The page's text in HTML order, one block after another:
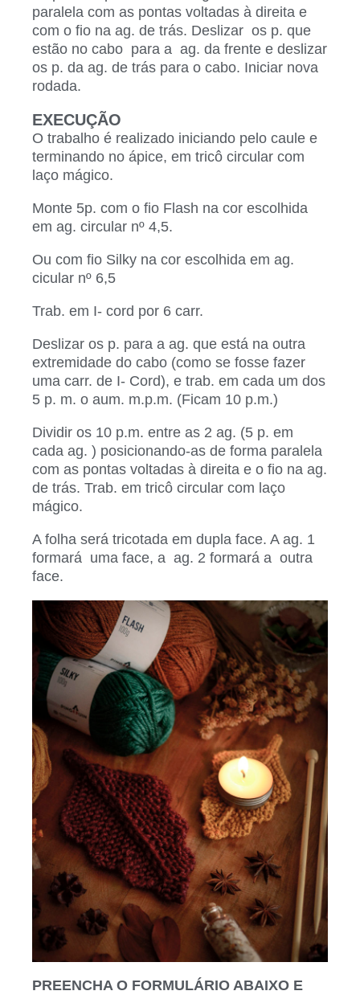
paralela com as pontas voltadas à direita e
com o fio na ag. de trás. Deslizar os p. que
estão no cabo para a ag. da frente e deslizar
os p. da ag. de trás para o cabo. Iniciar nova
rodada.
EXECUÇÃO
O trabalho é realizado iniciando pelo caule e
terminando no ápice, em tricô circular com
laço mágico.
Monte 5p. com o fio Flash na cor escolhida
em ag. circular nº 4,5.
Ou com fio Silky na cor escolhida em ag.
cicular nº 6,5
Trab. em I- cord por 6 carr.
Deslizar os p. para a ag. que está na outra
extremidade do cabo (como se fosse fazer
uma carr. de I- Cord), e trab. em cada um dos
5 p. m. o aum. m.p.m. (Ficam 10 p.m.)
Dividir os 10 p.m. entre as 2 ag. (5 p. em
cada ag. ) posicionando-as de forma paralela
com as pontas voltadas à direita e o fio na ag.
de trás. Trab. em tricô circular com laço
mágico.
A folha será tricotada em dupla face. A ag. 1
formará uma face, a ag. 2 formará a outra
face.
PREENCHA O FORMULÁRIO ABAIXO E